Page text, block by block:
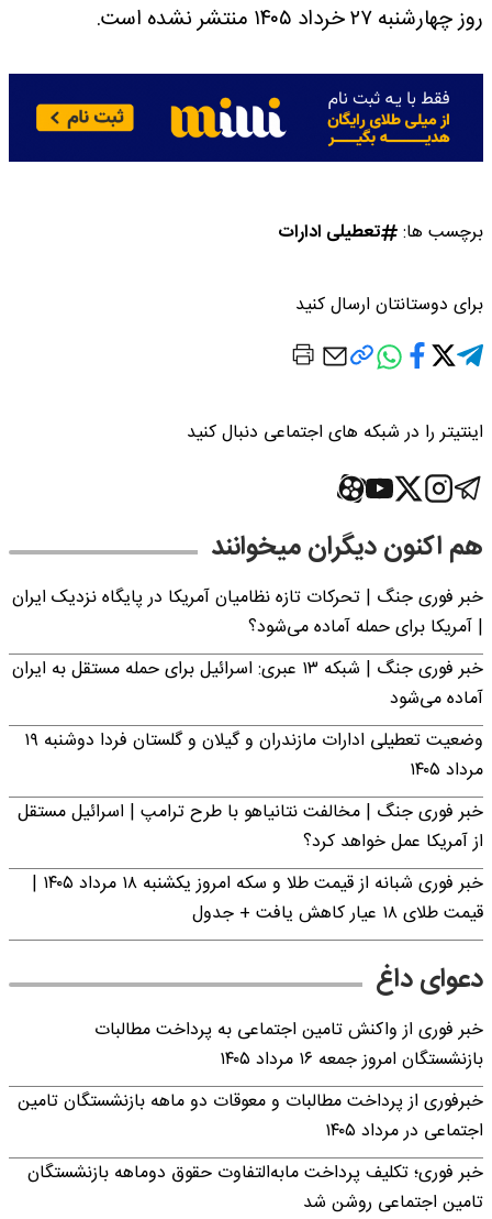
روز چهارشنبه ۲۷ خرداد ۱۴۰۵ منتشر نشده است.
برچسب ها: تعطیلی ادارات
برای دوستانتان ارسال کنید
اینتیتر را در شبکه های اجتماعی دنبال کنید
هم اکنون دیگران میخوانند
خبر فوری جنگ | تحرکات تازه نظامیان آمریکا در پایگاه نزدیک ایران
| آمریکا برای حمله آماده می‌شود؟
خبر فوری جنگ | شبکه ۱۳ عبری: اسرائیل برای حمله مستقل به ایران
آماده می‌شود
وضعیت تعطیلی ادارات مازندران و گیلان و گلستان فردا دوشنبه ۱۹
مرداد ۱۴۰۵
خبر فوری جنگ | مخالفت نتانیاهو با طرح ترامپ | اسرائیل مستقل
از آمریکا عمل خواهد کرد؟
خبر فوری شبانه از قیمت طلا و سکه امروز یکشنبه ۱۸ مرداد ۱۴۰۵ |
قیمت طلای ۱۸ عیار کاهش یافت + جدول
دعوای داغ
خبر فوری از واکنش تامین اجتماعی به پرداخت مطالبات
بازنشستگان امروز جمعه ۱۶ مرداد ۱۴۰۵
خبرفوری از پرداخت مطالبات و معوقات دو ماهه بازنشستگان تامین
اجتماعی در مرداد ۱۴۰۵
خبر فوری؛ تکلیف پرداخت مابه‌التفاوت حقوق دوماهه بازنشستگان
تامین اجتماعی روشن شد